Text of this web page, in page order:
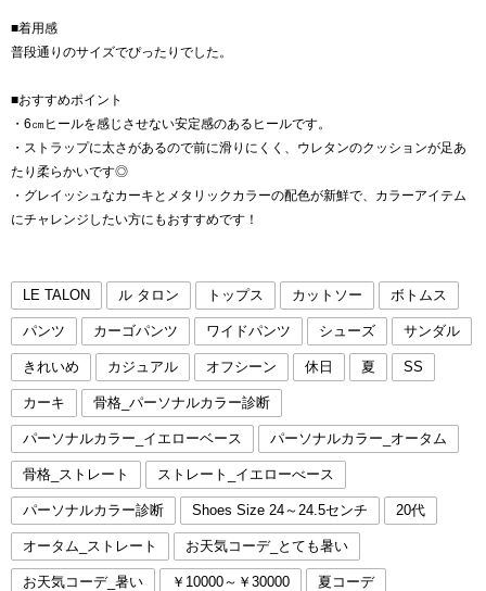
■着用感
普段通りのサイズでぴったりでした。
■おすすめポイント
・6㎝ヒールを感じさせない安定感のあるヒールです。
・ストラップに太さがあるので前に滑りにくく、ウレタンのクッションが足あ
たり柔らかいです◎
・グレイッシュなカーキとメタリックカラーの配色が新鮮で、カラーアイテム
にチャレンジしたい方にもおすすめです！
LE TALON ル タロン トップス カットソー ボトムス
パンツ カーゴパンツ ワイドパンツ シューズ サンダル
きれいめ カジュアル オフシーン 休日 夏 SS
カーキ 骨格_パーソナルカラー診断
パーソナルカラー_イエローベース パーソナルカラー_オータム
骨格_ストレート ストレート_イエローべース
パーソナルカラー診断 Shoes Size 24～24.5センチ 20代
オータム_ストレート お天気コーデ_とても暑い
お天気コーデ_暑い ￥10000～￥30000 夏コーデ